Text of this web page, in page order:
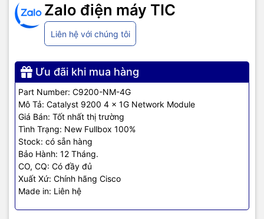
Zalo điện máy TIC
Liên hệ với chúng tôi
Ưu đãi khi mua hàng
Part Number: C9200-NM-4G
Mô Tả: Catalyst 9200 4 x 1G Network Module
Giá Bán: Tốt nhất thị trường
Tình Trạng: New Fullbox 100%
Stock: có sẵn hàng
Bảo Hành: 12 Tháng.
CO, CQ: Có đầy đủ
Xuất Xứ: Chính hãng Cisco
Made in: Liên hệ
Advantage
C9200-48T-E
Catalyst 9200 48-port Data Switch, Network
Essentials
C9200-48P-A
Catalyst 9200 48-port PoE+ Switch, Network
Advantage
C9200-48P-E
Catalyst 9200 48-port PoE+ Switch, Network
Essentials